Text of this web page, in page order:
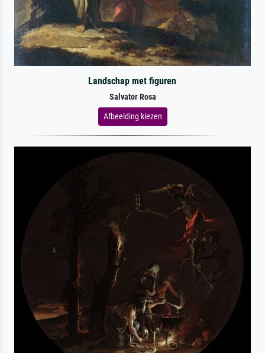
Landschap met figuren
Salvator Rosa
Afbeelding kiezen